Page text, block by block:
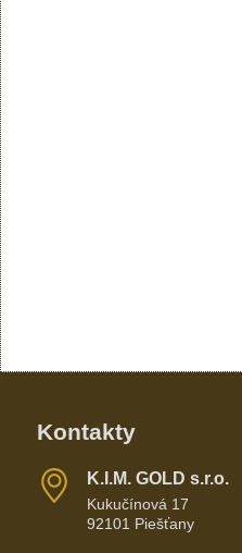
Kontakty
K​​.I​​.M​​. GOLD s​​.r​​.o​​.
Kukučínová 17
92101 Piešťany